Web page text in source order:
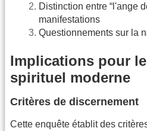
Distinction entre “l'ange
manifestations
Questionnements sur la
Implications pour
spirituel moderne
Critères de discernement
Cette enquête établit des